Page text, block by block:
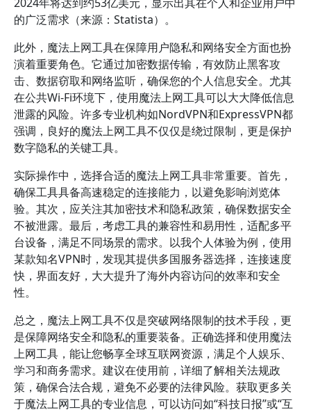
的广泛需求（来源：Statista）。
此外，魔法上网工具在保障用户隐私和网络安全方面也扮
演着重要角色。它通过加密数据传输，有效防止黑客攻
击、数据窃取和网络监听，确保您的个人信息安全。尤其
在公共Wi-Fi环境下，使用魔法上网工具可以大大降低信息
泄露的风险。许多专业机构如NordVPN和ExpressVPN都
强调，良好的魔法上网工具不仅仅是绕过限制，更是保护
数字隐私的关键工具。
实际操作中，选择合适的魔法上网工具非常重要。首先，
确保工具具备高速稳定的连接能力，以避免影响浏览体
验。其次，应关注其加密技术和隐私政策，确保数据安全
不被泄露。最后，考虑工具的兼容性和易用性，适配多平
台设备，满足不同场景的需求。以我个人体验为例，使用
某款知名VPN时，发现其提供多国服务器选择，连接速度
快，界面友好，大大提升了海外内容访问的效率和安全
性。
总之，魔法上网工具不仅是突破网络限制的技术手段，更
是保障网络安全和隐私的重要装备。正确选择和使用魔法
上网工具，能让您畅享全球互联网资源，满足个人娱乐、
学习和商务需求。建议在使用前，详细了解相关法规政
策，确保合法合规，避免不必要的法律风险。获取更多关
于魔法上网工具的专业信息，可以访问如“科技日报”或“互